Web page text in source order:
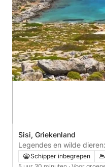
Sisi, Griekenland
Legendes en wilde
naar het mythische Dia-
Schipper inbegrepen